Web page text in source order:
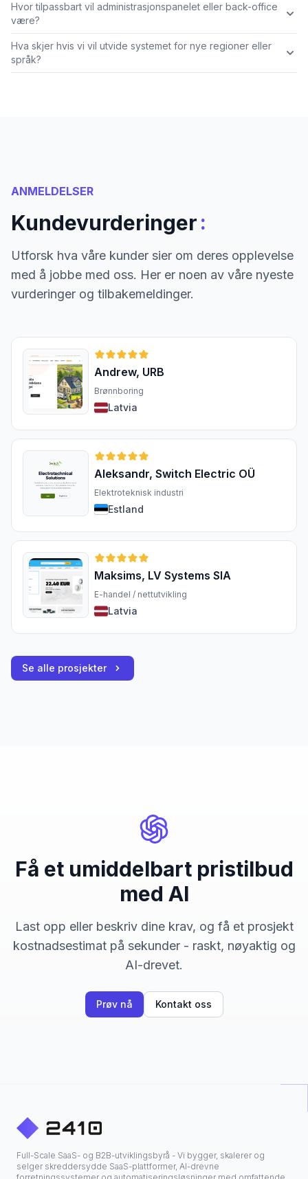
Hvor tilpassbart vil administrasjonspanelet eller back-office
være?
Hva skjer hvis vi vil utvide systemet for nye regioner eller
språk?
ANMELDELSER
Kundevurderinger:
Utforsk hva våre kunder sier om deres opplevelse
med å jobbe med oss. Her er noen av våre nyeste
vurderinger og tilbakemeldinger.
Andrew, URB
Brønnboring
Latvia
Aleksandr, Switch Electric OÜ
Elektroteknisk industri
Estland
Maksims, LV Systems SIA
E-handel / nettutvikling
Latvia
Se alle prosjekter
Få et umiddelbart pristilbud
med AI
Last opp eller beskriv dine krav, og få et prosjekt
kostnadsestimat på sekunder - raskt, nøyaktig og
AI-drevet.
Prøv nå Kontakt oss
Full-Scale SaaS- og B2B-utviklingsbyrå - Vi bygger, skalerer og
selger skreddersydde SaaS-plattformer, AI-drevne